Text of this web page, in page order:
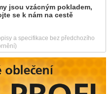
jsou vzácným pokladem,
se k nám na cestě
a specifikace bez předchozího